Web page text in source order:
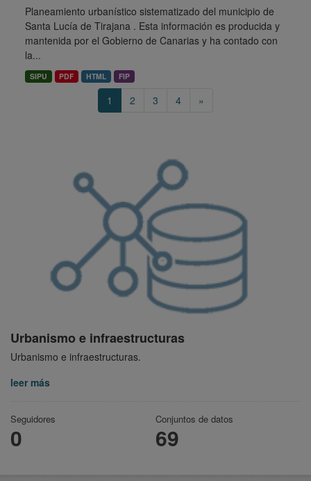
Urbanismo e infraestructuras
Urbanismo e infraestructuras.
leer más
Seguidores
0
Conjuntos de datos
69
Planeamiento urbanístico sistematizado del municipio de
Santa Lucía de Tirajana . Esta información es producida y
mantenida por el Gobierno de Canarias y ha contado con
la...
SIPU PDF HTML FIP
1 2 3 4 »